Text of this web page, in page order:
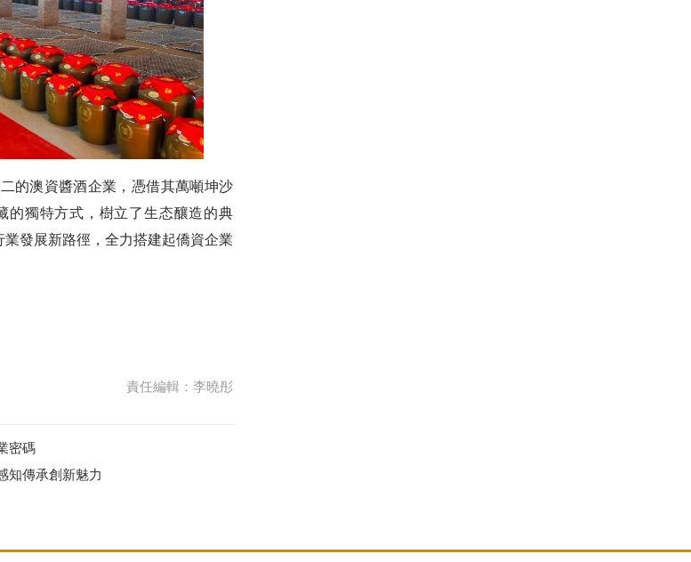
的澳資醬酒企業，憑借其萬噸坤沙
的獨特方式，樹立了生态釀造的典
發展新路徑，全力搭建起僑資企業
責任編輯：李曉彤
密碼
知傳承創新魅力